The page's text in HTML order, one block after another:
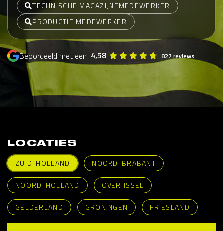
TECHNISCHE MAGAZIJNEMEDEWERKER
PRODUCTIE MEDEWERKER
Beoordeeld met een 4,58 827 reviews
LOCATIES
ZUID-HOLLAND
NOORD-BRABANT
NOORD-HOLLAND OVERIJSSEL
GELDERLAND GRONINGEN FRIESLAND